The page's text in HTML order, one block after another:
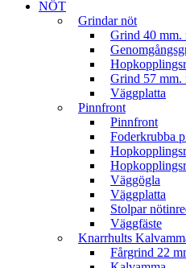
NÖT
Grindar nöt
Grind 40 mm.
Grind 57 mm.
Väggplatta
Pinnfront
Pinnfront
Foderkrubba
Väggögla
Väggplatta
Stolpar
Väggfäste
Knarrhults
Fårgrind 22